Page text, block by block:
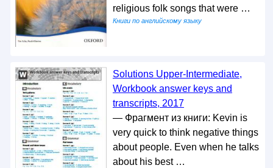
religious folk songs that were …
Книги по английскому языку
Solutions Upper-Intermediate,
Workbook answer keys and
transcripts, 2017
— Фрагмент из книги: Kevin is
very quick to think negative things
about people. Even when he talks
about his best …